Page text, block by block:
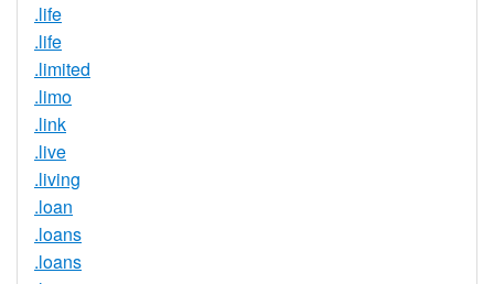
.life
.life
.limited
.limo
.link
.live
.living
.loan
.loans
.loans